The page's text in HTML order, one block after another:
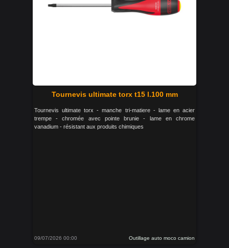
Tournevis ultimate torx t15 l.100 mm
Tournevis ultimate torx - manche tri-matiere - lame en acier
trempe - chromée avec pointe brunie - lame en chrome
vanadium - résistant aux produits chimiques
09/07/2026 00:00 Outillage auto moco camion